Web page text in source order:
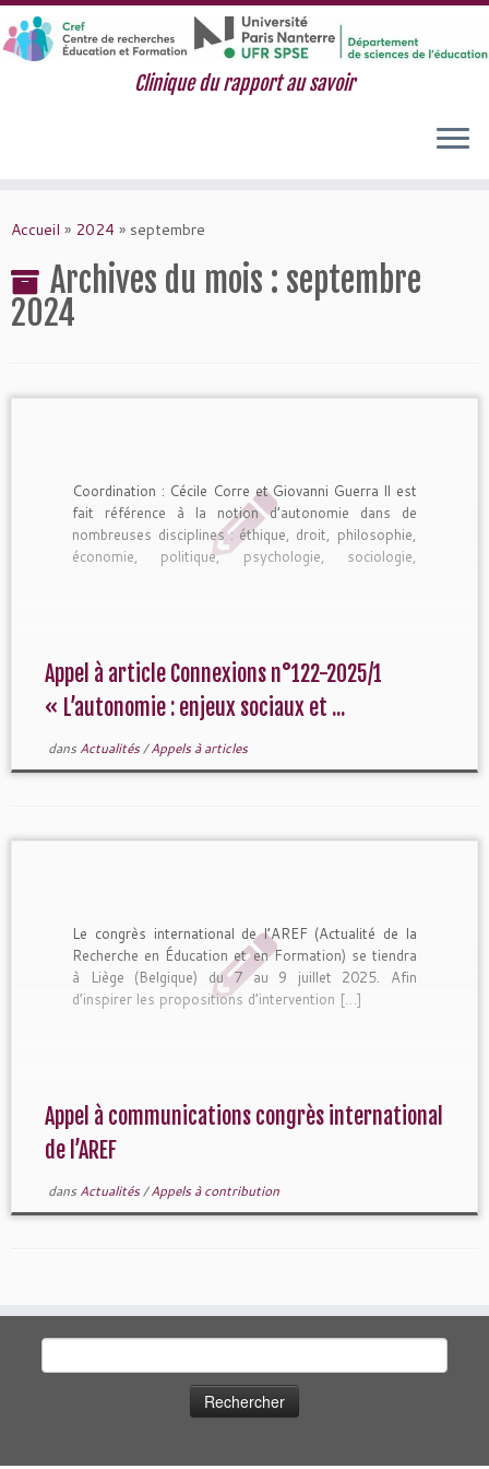
au
Clinique du rapport au savoir
Accueil » 2024 » septembre
Archives du mois : septembre
2024
Coordination : Cécile Corre et Giovanni Guerra Il est
fait référence à la notion d’autonomie dans de
nombreuses disciplines : éthique, droit, philosophie,
économie, politique, psychologie, sociologie,
Appel à article Connexions n°122-2025/1
« L’autonomie : enjeux sociaux et ...
dans Actualités/Appels à articles
Le congrès international de l’AREF (Actualité de la
Recherche en Éducation et en Formation) se tiendra
à Liège (Belgique) du 7 au 9 juillet 2025. Afin
d’inspirer les propositions d’intervention […]
Appel à communications congrès international
de l’AREF
dans Actualités/Appels à contribution